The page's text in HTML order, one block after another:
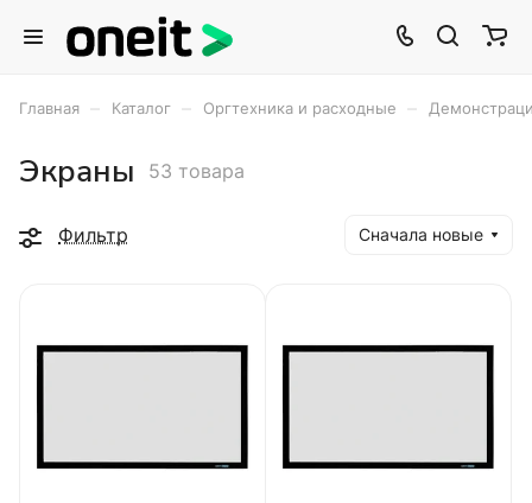
Главная Каталог Оргтехника и расходные
Экраны 53 товара
Фильтр Сначала новые